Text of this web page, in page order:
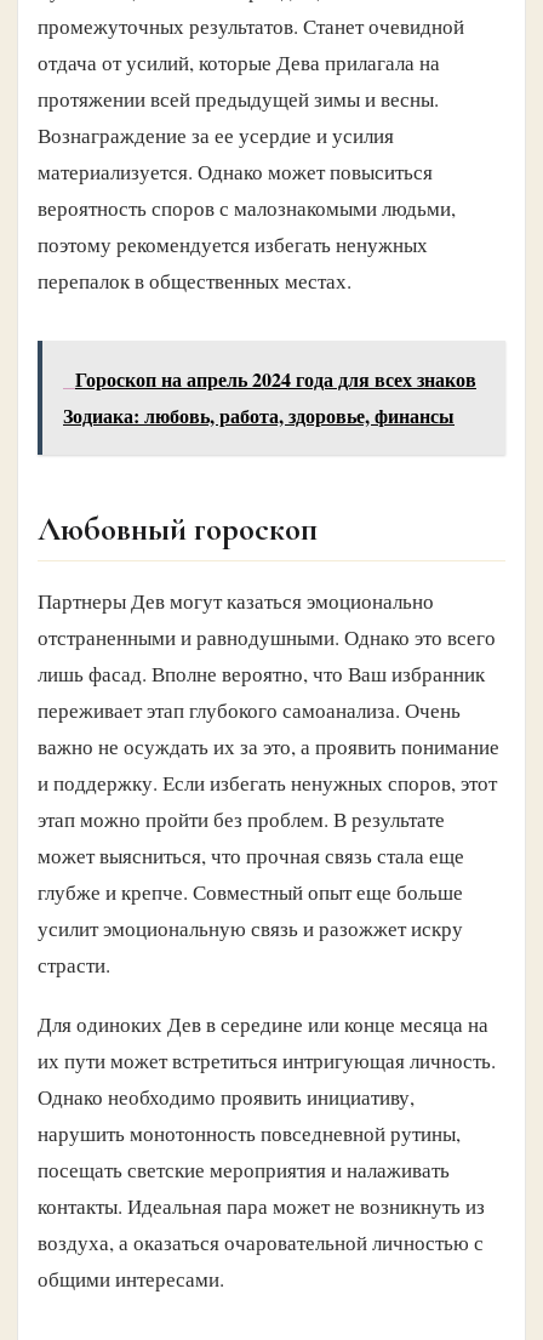
промежуточных результатов. Станет очевидной
отдача от усилий, которые Дева прилагала на
протяжении всей предыдущей зимы и весны.
Вознаграждение за ее усердие и усилия
материализуется. Однако может повыситься
вероятность споров с малознакомыми людьми,
поэтому рекомендуется избегать ненужных
перепалок в общественных местах.
Гороскоп на апрель 2024 года для всех знаков
Зодиака: любовь, работа, здоровье, финансы
Любовный гороскоп
Партнеры Дев могут казаться эмоционально
отстраненными и равнодушными. Однако это всего
лишь фасад. Вполне вероятно, что Ваш избранник
переживает этап глубокого самоанализа. Очень
важно не осуждать их за это, а проявить понимание
и поддержку. Если избегать ненужных споров, этот
этап можно пройти без проблем. В результате
может выясниться, что прочная связь стала еще
глубже и крепче. Совместный опыт еще больше
усилит эмоциональную связь и разожжет искру
страсти.
Для одиноких Дев в середине или конце месяца на
их пути может встретиться интригующая личность.
Однако необходимо проявить инициативу,
нарушить монотонность повседневной рутины,
посещать светские мероприятия и налаживать
контакты. Идеальная пара может не возникнуть из
воздуха, а оказаться очаровательной личностью с
общими интересами.